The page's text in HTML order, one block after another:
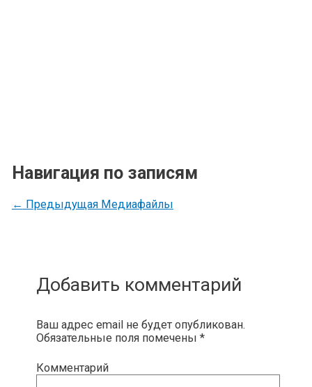
Навигация по записям
← Предыдущая Медиафайлы
Добавить комментарий
Ваш адрес email не будет опубликован.
Обязательные поля помечены *
Комментарий